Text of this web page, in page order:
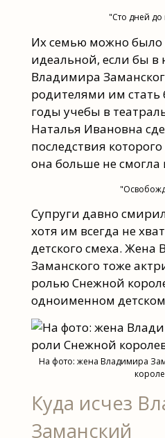
"Сто дней до
Их семью можно было
идеальной, если бы в
Владимира
родителями им стать
годы учебы в
Наталья Ивановна
последствия
она больше не смогла
Супруги давно
хотя им всегда не
детского смеха. Жена
Заманского тоже
ролью Снежной
одноименном
На фото: жена Владимира
Куда исчез
Заманский